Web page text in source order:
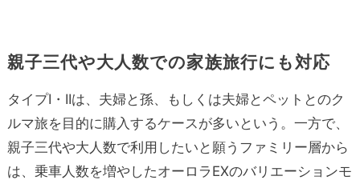
親子三代や大人数での家族旅行にも対応
タイプI・IIは、夫婦と孫、もしくは夫婦とペットとのク
ルマ旅を目的に購入するケースが多いという。一方で、
親子三代や大人数で利用したいと願うファミリー層から
は、乗車人数を増やしたオーロラEXのバリエーションモ